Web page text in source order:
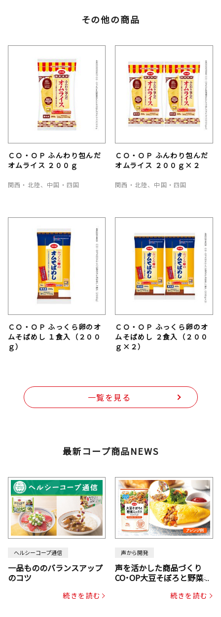
その他の商品
ＣＯ・ＯＰ ふんわり包んだ
オムライス ２００ｇ
関西・北陸、中国・四国
ＣＯ・ＯＰ ふんわり包んだ
オムライス ２００ｇ×２
関西・北陸、中国・四国
ＣＯ・ＯＰ ふっくら卵のオ
ムそばめし １食入（２００
ｇ）
ＣＯ・ＯＰ ふっくら卵のオ
ムそばめし ２食入（２００
ｇ×２）
一覧を見る
最新コープ商品NEWS
ヘルシーコープ通信
一品もののバランスアップ
のコツ
続きを読む
声から開発
声を活かした商品づくり
CO･OP大豆そぼろと野菜ミ
じん・コーン入り）続きを読む